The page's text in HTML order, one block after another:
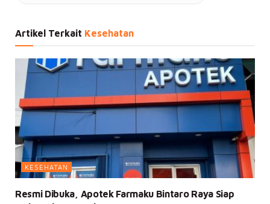
Artikel Terkait Kesehatan
KESEHATAN
Resmi Dibuka, Apotek Farmaku Bintaro Raya Siap